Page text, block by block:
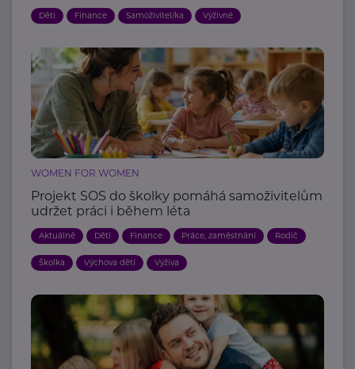
Děti Finance Samoživitel/ka Výživné
WOMEN FOR WOMEN
Projekt SOS do školky pomáhá samoživitelům
udržet práci i během léta
Aktuálně Děti Finance Práce, zaměstnání Rodič
Školka Výchova dětí Výživa